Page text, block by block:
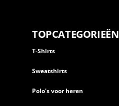
TOPCATEGORIEËN
T-Shirts
Sweatshirts
Polo's voor heren